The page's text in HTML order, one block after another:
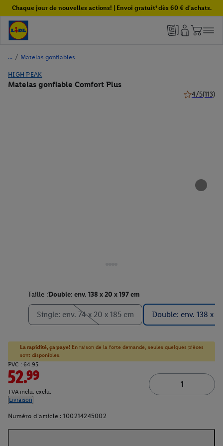
Chaque jour de nouvelles actions! | Envoi gratuit¹ dès 60 € d'achats.
/ Matelas gonflables
HIGH PEAK
Matelas gonflable Comfort Plus
4/5(113)
Taille :Double: env. 138 x 20 x 197 cm
Single: env. 74 x 20 x 185 cm Double: env. 138 x
La rapidité, ça paye! En raison de la forte demande, seules quelques pièces
sont disponibles.
PVC : 64.95
52.99
TVA inclu. exclu.
Livraison
Numéro d'article : 100214245002